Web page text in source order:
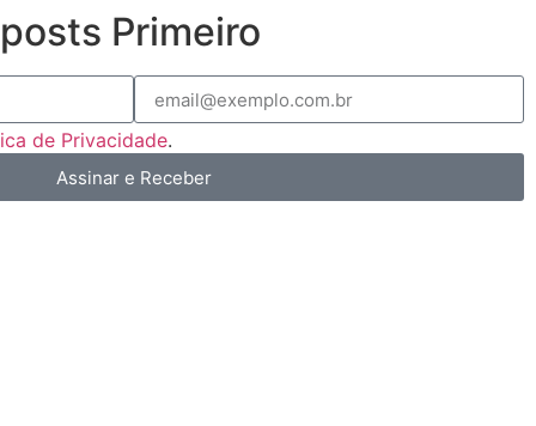
Primeiro
de Privacidade.
Assinar e Receber